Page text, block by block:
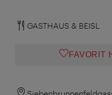
GASTHAUS & BEISL
FAVORIT